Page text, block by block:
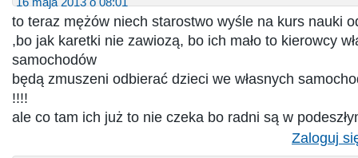
to teraz mężów niech starostwo wyśle na kurs nauki
,bo jak karetki nie zawiozą, bo ich mało to kierowcy
samochodów
będą zmuszeni odbierać dzieci we własnych
!!!!
ale co tam ich już to nie czeka bo radni są w
Zaloguj